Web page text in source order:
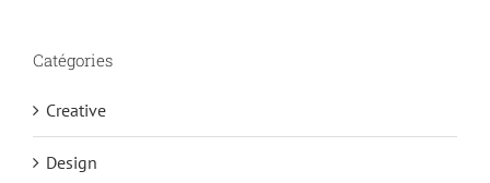
Catégories
Creative
Design